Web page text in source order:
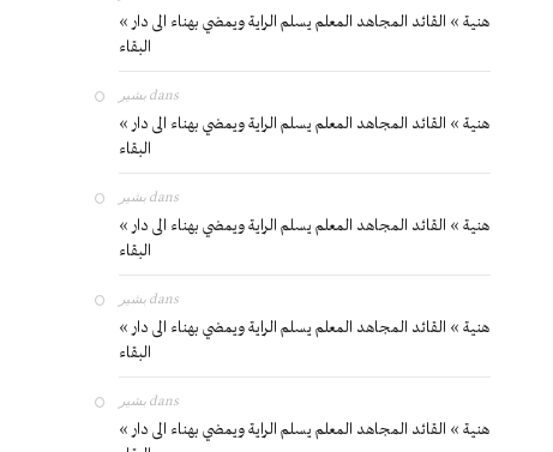
« هنية » القائد المجاهد المعلم يسلم الراية ويمضي بهناء الى دار
البقاء
بشير dans
« هنية » القائد المجاهد المعلم يسلم الراية ويمضي بهناء الى دار
البقاء
بشير dans
« هنية » القائد المجاهد المعلم يسلم الراية ويمضي بهناء الى دار
البقاء
بشير dans
« هنية » القائد المجاهد المعلم يسلم الراية ويمضي بهناء الى دار
البقاء
بشير dans
« هنية » القائد المجاهد المعلم يسلم الراية ويمضي بهناء الى دار